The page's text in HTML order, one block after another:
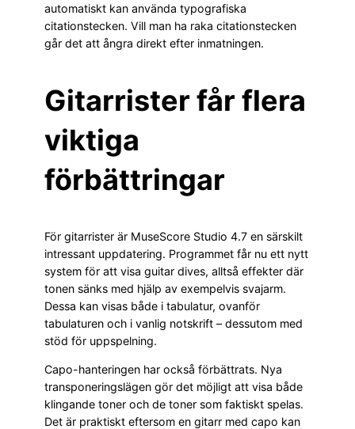
automatiskt kan använda typografiska
citationstecken. Vill man ha raka citationstecken
går det att ångra direkt efter inmatningen.
Gitarrister får flera
viktiga
förbättringar
För gitarrister är MuseScore Studio 4.7 en särskilt
intressant uppdatering. Programmet får nu ett nytt
system för att visa guitar dives, alltså effekter där
tonen sänks med hjälp av exempelvis svajarm.
Dessa kan visas både i tabulatur, ovanför
tabulaturen och i vanlig notskrift – dessutom med
stöd för uppspelning.
Capo-hanteringen har också förbättrats. Nya
transponeringslägen gör det möjligt att visa både
klingande toner och de toner som faktiskt spelas.
Det är praktiskt eftersom en gitarr med capo kan